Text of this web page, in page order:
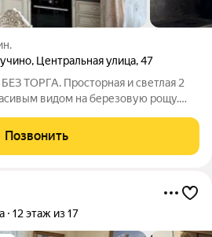
, Центральная улица,47
ТОРГА. Просторная и светлая 2
видом на березовую рощу.
не строят). Большая кухня
Позвонить
12 этаж из 17